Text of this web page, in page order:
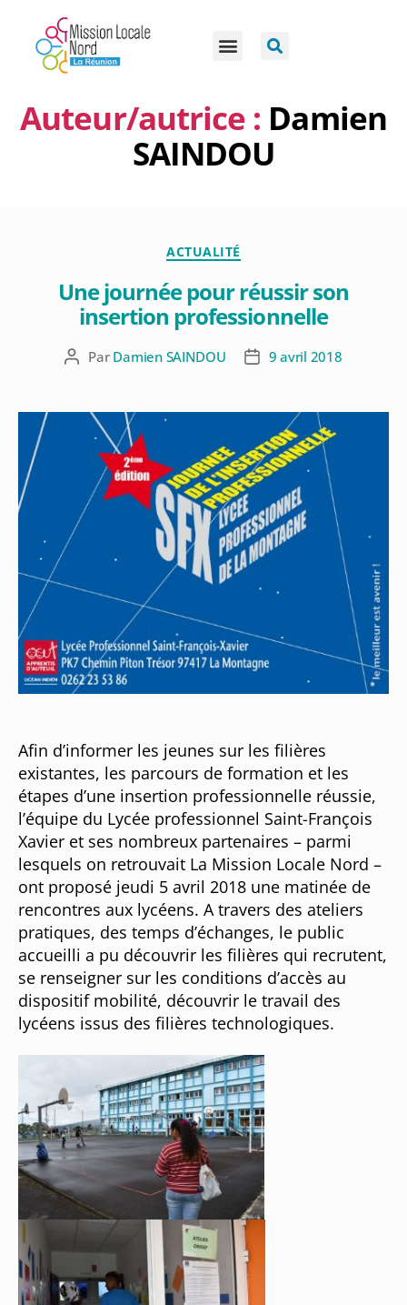
Auteur/autrice : Damien
SAINDOU
ACTUALITÉ
Une journée pour réussir son
insertion professionnelle
Par Damien SAINDOU 9 avril 2018
Afin d’informer les jeunes sur les filières
existantes, les parcours de formation et les
étapes d’une insertion professionnelle réussie,
l’équipe du Lycée professionnel Saint-François
Xavier et ses nombreux partenaires – parmi
lesquels on retrouvait La Mission Locale Nord –
ont proposé jeudi 5 avril 2018 une matinée de
rencontres aux lycéens. A travers des ateliers
pratiques, des temps d’échanges, le public
accueilli a pu découvrir les filières qui recrutent,
se renseigner sur les conditions d’accès au
dispositif mobilité, découvrir le travail des
lycéens issus des filières technologiques.